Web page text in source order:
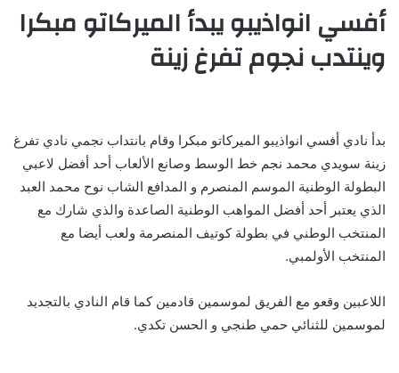
أفسي انواذيبو يبدأ الميركاتو مبكرا
وينتدب نجوم تفرغ زينة
بدأ نادي أفسي انواذيبو الميركاتو مبكرا وقام بانتداب نجمي نادي تفرغ
زينة سويدي محمد نجم خط الوسط وصانع الألعاب أحد أفضل لاعبي
البطولة الوطنية الموسم المنصرم و المدافع الشاب نوح محمد العبد
الذي يعتبر أحد أفضل المواهب الوطنية الصاعدة والذي شارك مع
المنتخب الوطني في بطولة كوتيف المنصرمة ولعب أيضا مع
المنتخب الأولمبي.
اللاعبين وقعو مع الفريق لموسمين قادمين كما قام النادي بالتجديد
لموسمين للثنائي حمي طنجي و الحسن تكدي.